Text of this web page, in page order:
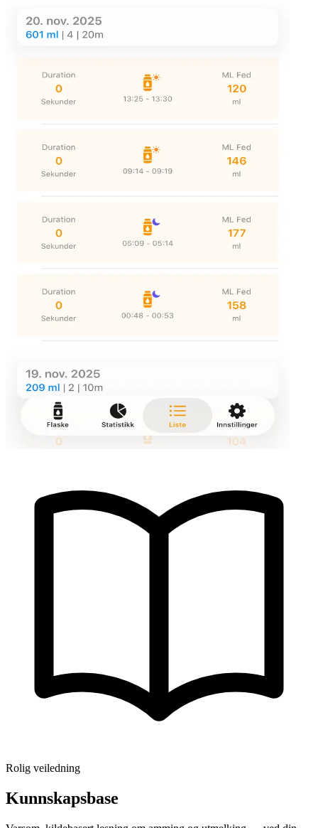
Rolig veiledning
Kunnskapsbase